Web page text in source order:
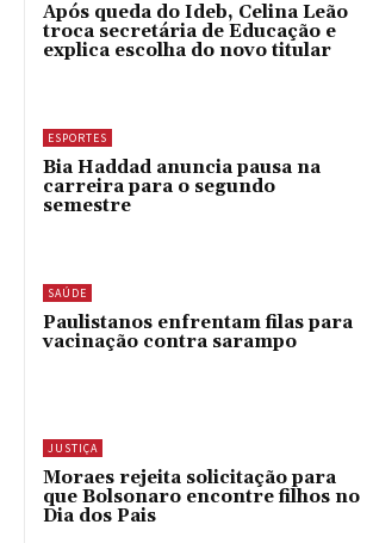
Após queda do Ideb, Celina Leão
troca secretária de Educação e
explica escolha do novo titular
ESPORTES
Bia Haddad anuncia pausa na
carreira para o segundo
semestre
SAÚDE
Paulistanos enfrentam filas para
vacinação contra sarampo
JUSTIÇA
Moraes rejeita solicitação para
que Bolsonaro encontre filhos no
Dia dos Pais